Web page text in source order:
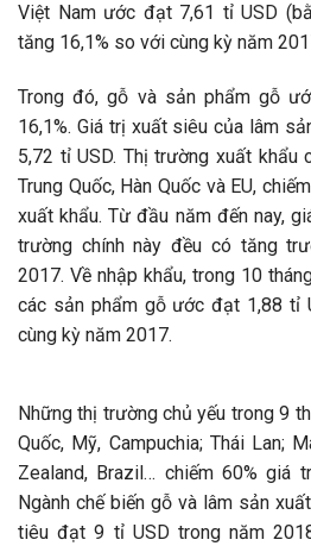
Việt Nam ước đạt 7,61 tỉ USD
tăng 16,1% so với cùng kỳ năm
Trong đó, gỗ và sản phẩm gỗ
16,1%. Giá trị xuất siêu của lâm
5,72 tỉ USD. Thị trường xuất khẩu
Trung Quốc, Hàn Quốc và EU,
xuất khẩu. Từ đầu năm đến nay,
trường chính này đều có tăng
2017. Về nhập khẩu, trong 10
các sản phẩm gỗ ước đạt 1,88 tỉ
cùng kỳ năm 2017.
Những thị trường chủ yếu trong 9
Quốc, Mỹ, Campuchia; Thái Lan;
Zealand, Brazil… chiếm 60% giá
Ngành chế biến gỗ và lâm sản
tiêu đạt 9 tỉ USD trong năm